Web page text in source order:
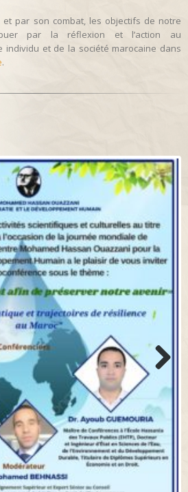
par son combat, les objectifs de notre
par la réflexion et l’action au
individu et de la société marocaine dans
.